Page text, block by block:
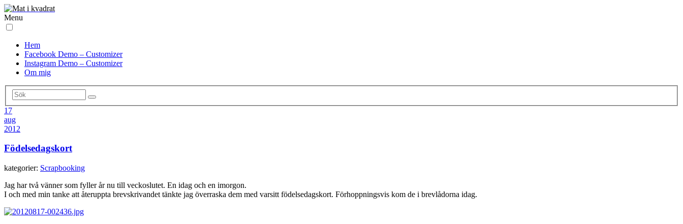
Menu
Hem
Facebook Demo – Customizer
Instagram Demo – Customizer
Om mig
17
aug
2012
Födelsedagskort
kategorier: Scrapbooking
Jag har två vänner som fyller år nu till veckoslutet. En idag och en imorgon.
I och med min tanke att återuppta brevskrivandet tänkte jag överraska dem med varsitt födelsedagskort. Förhoppningsvis kom de i brevlådorna idag.